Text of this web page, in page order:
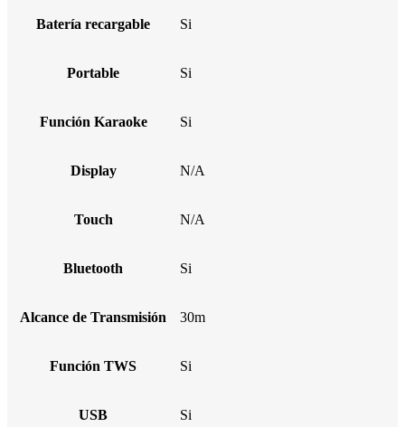
Batería recargable Si
Portable Si
Función Karaoke Si
Display N/A
Touch N/A
Bluetooth Si
Alcance de Transmisión 30m
Función TWS Si
USB Si